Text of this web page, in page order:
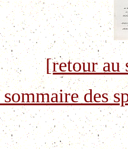
[retour au
des